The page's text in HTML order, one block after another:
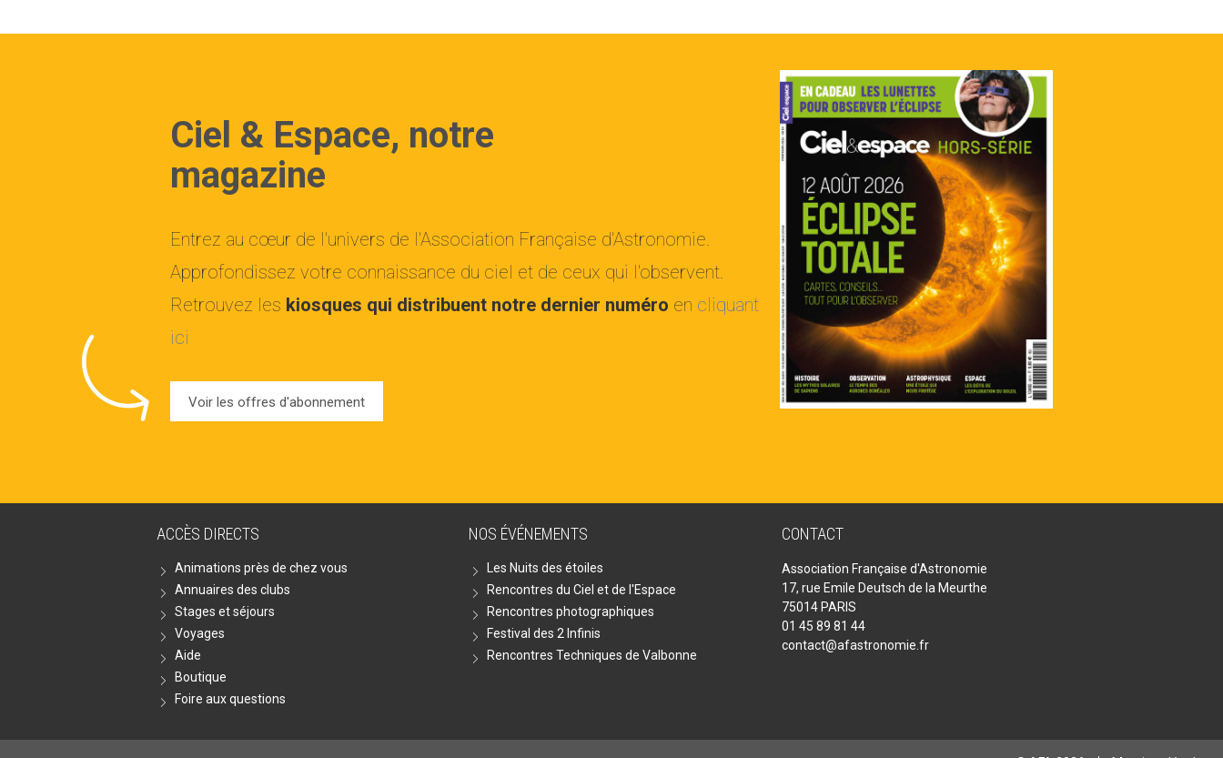
Ciel & Espace, notre
magazine
Entrez au cœur de l'univers de l'Association Française d'Astronomie.
Approfondissez votre connaissance du ciel et de ceux qui l'observent.
Retrouvez les kiosques qui distribuent notre dernier numéro en cliquant
ici
Voir les offres d'abonnement
ACCÈS DIRECTS
Animations près de chez vous
Annuaires des clubs
Stages et séjours
Voyages
Aide
Boutique
Foire aux questions
NOS ÉVÉNEMENTS
Les Nuits des étoiles
Rencontres du Ciel et de l'Espace
Rencontres photographiques
Festival des 2 Infinis
Rencontres Techniques de Valbonne
CONTACT
Association Française d'Astronomie
17, rue Emile Deutsch de la Meurthe
75014 PARIS
01 45 89 81 44
contact@afastronomie.fr